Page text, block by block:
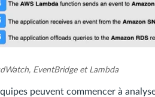
EventBridge et Lambda
peuvent commencer à